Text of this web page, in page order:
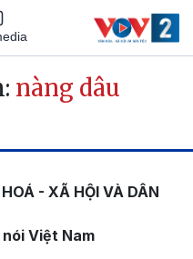
nàng dâu
- XÃ HỘI VÀ DÂN
Việt Nam